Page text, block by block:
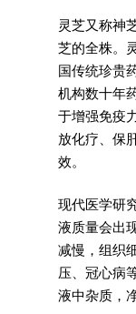
灵芝又称神
芝的全株。
国传统珍贵
机构数十年
于增强免疫
放化疗、保
效。
现代医学研
液质量会出
减慢，组织
压、冠心病
液中杂质，